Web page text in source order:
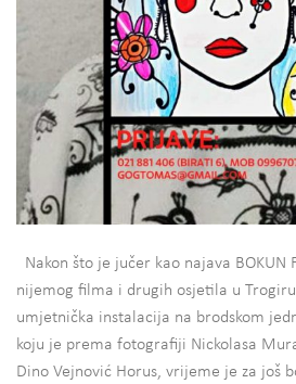
Nakon što je jučer kao najava BOKUN
nijemog filma i drugih osjetila u
umjetnička instalacija na brodskom
koju je prema fotografiji Nickolasa
Dino Vejnović Horus, vrijeme je za još